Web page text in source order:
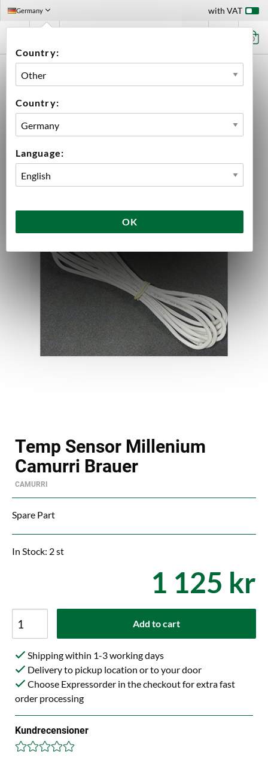
Germany
Country:
Country:
Language:
OK
with VAT
0
TEMP SENSOR MILLENIUM CAMURRI BRAUER
Temp Sensor Millenium
Camurri Brauer
CAMURRI
Spare Part
In Stock: 2 st
1 125 kr
Add to cart
Shipping within 1-3 working days
Delivery to pickup location or to your door
Choose Expressorder in the checkout for extra fast
order processing
Kundrecensioner